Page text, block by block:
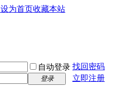
设为首页收藏本站
自动登录 找回密码
登录
立即注册